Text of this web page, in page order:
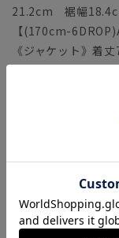
21.2cm 裾幅
【(170cm-
《ジャケット》
91.5cm 肩幅
《パンツ》ウエ
ップ98.8cm 股
21.5cm 裾幅
93.5cm 肩幅
《パンツ》ウエ
ップ100.8cm 股